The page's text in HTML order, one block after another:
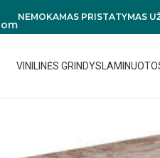
NEMOKAMAS PRISTATYMAS
VINILINĖS GRINDYS